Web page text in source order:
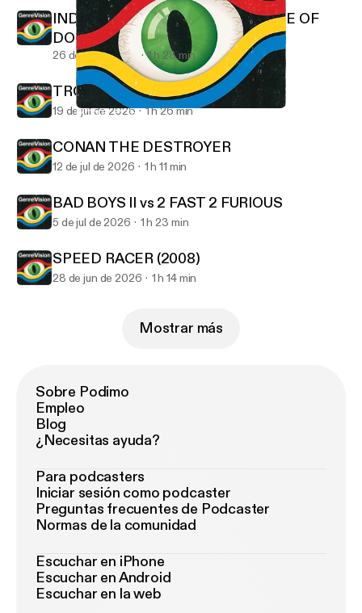
MONTY PYTHON'S LIFE OF BRIAN
INDIANA JONES AND THE TEMPLE OF
DOOM
26 de jul de 2026 1 h 28 min
TROLL 2 (1990)
19 de jul de 2026 1 h 26 min
CONAN THE DESTROYER
12 de jul de 2026 1 h 11 min
BAD BOYS II vs 2 FAST 2 FURIOUS
5 de jul de 2026 1 h 23 min
SPEED RACER (2008)
28 de jun de 2026 1 h 14 min
Mostrar más
Sobre Podimo
Empleo
Blog
¿Necesitas ayuda?
Para podcasters
Iniciar sesión como podcaster
Preguntas frecuentes de Podcaster
Normas de la comunidad
Escuchar en iPhone
Escuchar en Android
Escuchar en la web